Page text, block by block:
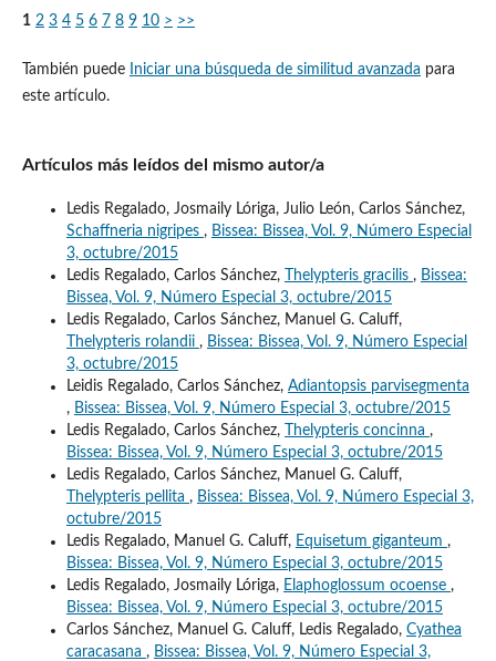
1 2 3 4 5 6 7 8 9 10 > >>
También puede Iniciar una búsqueda de similitud avanzada para
este artículo.
Artículos más leídos del mismo autor/a
Ledis Regalado, Josmaily Lóriga, Julio León, Carlos Sánchez,
Schaffneria nigripes , Bissea: Bissea, Vol. 9, Número Especial
3, octubre/2015
Ledis Regalado, Carlos Sánchez,
Thelypteris gracilis , Bissea:
Bissea, Vol. 9, Número Especial 3, octubre/2015
Ledis Regalado, Carlos Sánchez, Manuel G. Caluff,
Thelypteris rolandii , Bissea: Bissea, Vol. 9, Número Especial
3, octubre/2015
Leidis Regalado, Carlos Sánchez, Adiantopsis parvisegmenta
, Bissea: Bissea, Vol. 9, Número Especial 3, octubre/2015
Ledis Regalado, Carlos Sánchez,
Thelypteris concinna ,
Bissea: Bissea, Vol. 9, Número Especial 3, octubre/2015
Ledis Regalado, Carlos Sánchez, Manuel G. Caluff,
Thelypteris pellita , Bissea: Bissea, Vol. 9, Número Especial 3,
octubre/2015
Ledis Regalado, Manuel G. Caluff, Equisetum giganteum ,
Bissea: Bissea, Vol. 9, Número Especial 3, octubre/2015
Ledis Regalado, Josmaily Lóriga, Elaphoglossum ocoense ,
Bissea: Bissea, Vol. 9, Número Especial 3, octubre/2015
Carlos Sánchez, Manuel G. Caluff, Ledis Regalado, Cyathea
caracasana , Bissea: Bissea, Vol. 9, Número Especial 3,